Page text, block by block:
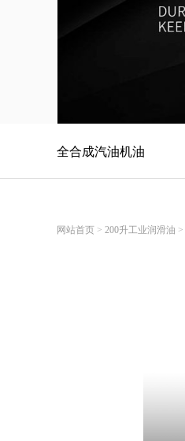
热门搜索：
柴
油机油
全合成汽油机油
网站首页 > 200升工业润滑油 >